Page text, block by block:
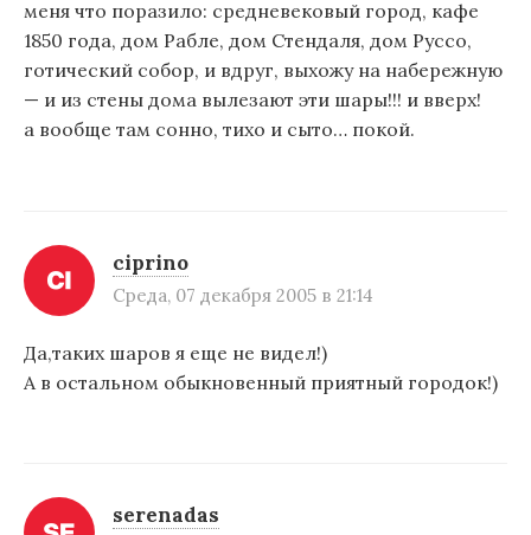
меня что поразило: средневековый город, кафе
1850 года, дом Рабле, дом Стендаля, дом Руссо,
готический собор, и вдруг, выхожу на набережную
— и из стены дома вылезают эти шары!!! и вверх!
а вообще там сонно, тихо и сыто… покой.
ciprino
Среда, 07 декабря 2005 в 21:14
Да,таких шаров я еще не видел!)
А в остальном обыкновенный приятный городок!)
serenadas